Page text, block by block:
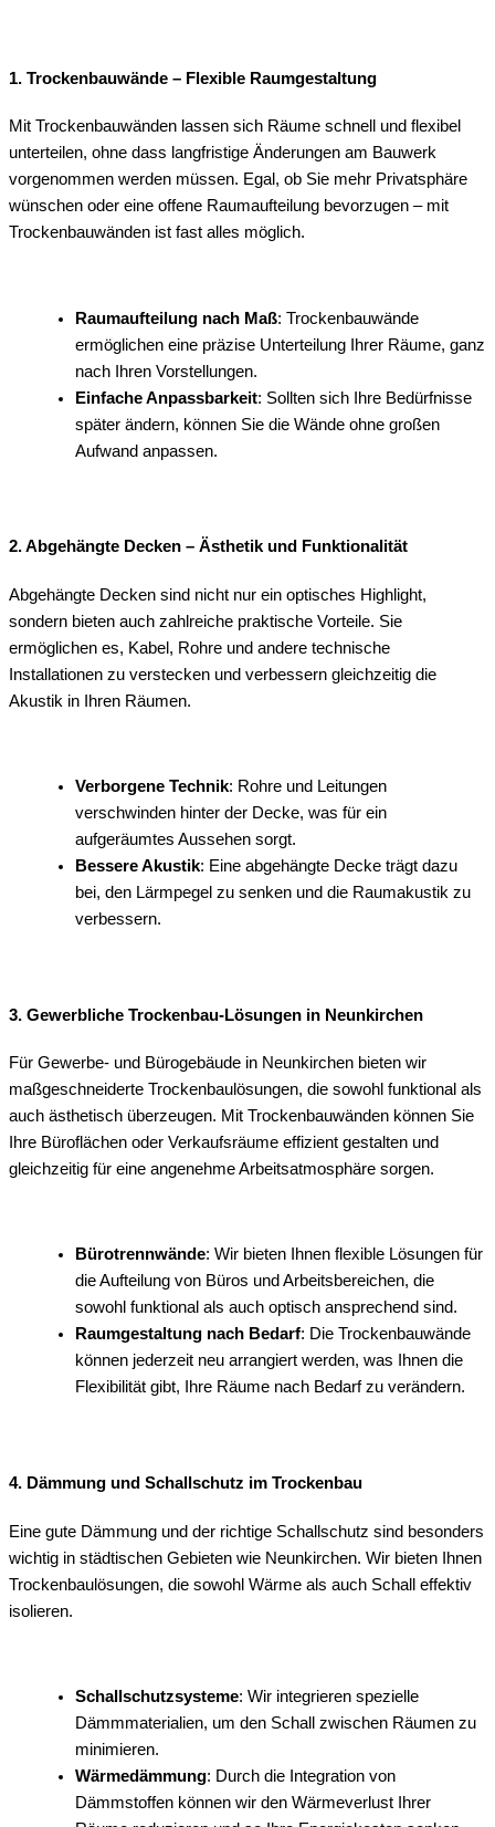
1. Trockenbauwände – Flexible Raumgestaltung
Mit Trockenbauwänden lassen sich Räume schnell und flexibel
unterteilen, ohne dass langfristige Änderungen am Bauwerk
vorgenommen werden müssen. Egal, ob Sie mehr Privatsphäre
wünschen oder eine offene Raumaufteilung bevorzugen – mit
Trockenbauwänden ist fast alles möglich.
Raumaufteilung nach Maß: Trockenbauwände
ermöglichen eine präzise Unterteilung Ihrer Räume, ganz
nach Ihren Vorstellungen.
Einfache Anpassbarkeit: Sollten sich Ihre Bedürfnisse
später ändern, können Sie die Wände ohne großen
Aufwand anpassen.
2. Abgehängte Decken – Ästhetik und Funktionalität
Abgehängte Decken sind nicht nur ein optisches Highlight,
sondern bieten auch zahlreiche praktische Vorteile. Sie
ermöglichen es, Kabel, Rohre und andere technische
Installationen zu verstecken und verbessern gleichzeitig die
Akustik in Ihren Räumen.
Verborgene Technik: Rohre und Leitungen
verschwinden hinter der Decke, was für ein
aufgeräumtes Aussehen sorgt.
Bessere Akustik: Eine abgehängte Decke trägt dazu
bei, den Lärmpegel zu senken und die Raumakustik zu
verbessern.
3. Gewerbliche Trockenbau-Lösungen in Neunkirchen
Für Gewerbe- und Bürogebäude in Neunkirchen bieten wir
maßgeschneiderte Trockenbaulösungen, die sowohl funktional als
auch ästhetisch überzeugen. Mit Trockenbauwänden können Sie
Ihre Büroflächen oder Verkaufsräume effizient gestalten und
gleichzeitig für eine angenehme Arbeitsatmosphäre sorgen.
Bürotrennwände: Wir bieten Ihnen flexible Lösungen für
die Aufteilung von Büros und Arbeitsbereichen, die
sowohl funktional als auch optisch ansprechend sind.
Raumgestaltung nach Bedarf: Die Trockenbauwände
können jederzeit neu arrangiert werden, was Ihnen die
Flexibilität gibt, Ihre Räume nach Bedarf zu verändern.
4. Dämmung und Schallschutz im Trockenbau
Eine gute Dämmung und der richtige Schallschutz sind besonders
wichtig in städtischen Gebieten wie Neunkirchen. Wir bieten Ihnen
Trockenbaulösungen, die sowohl Wärme als auch Schall effektiv
isolieren.
Schallschutzsysteme: Wir integrieren spezielle
Dämmmaterialien, um den Schall zwischen Räumen zu
minimieren.
Wärmedämmung: Durch die Integration von
Dämmstoffen können wir den Wärmeverlust Ihrer